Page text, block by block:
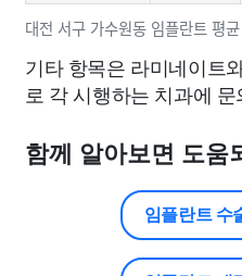
대전 서구 가수원동 임플란트 평
기타 항목은 라미네이트
로 각 시행하는 치과에
함께 알아보면 도움
임플란트 수